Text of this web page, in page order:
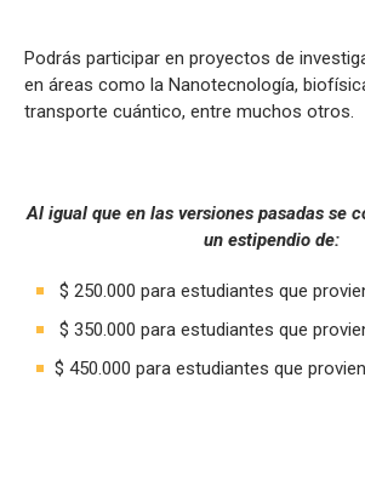
Podrás participar en proyectos de
en áreas como la Nanotecnología,
transporte cuántico, entre muchos otros.
Al igual que en las versiones pasadas se
un estipendio de:
$ 250.000 para estudiantes que
$ 350.000 para estudiantes que
$ 450.000 para estudiantes que